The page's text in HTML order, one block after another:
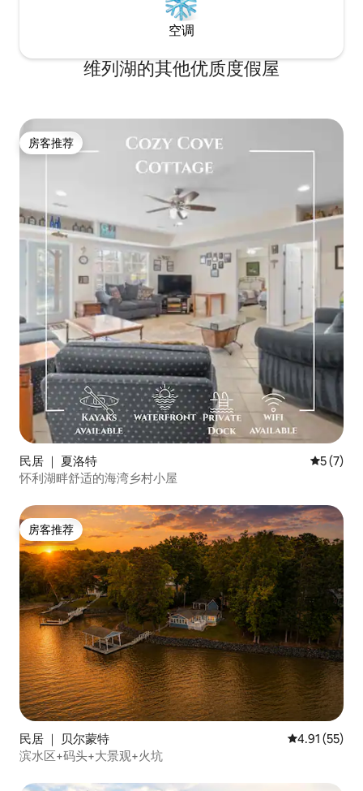
空调
维列湖的其他优质度假屋
房客推荐
房客推荐
民居 ｜ 夏洛特 平均评分
5 (7)
怀利湖畔舒适的海湾乡村小屋
房客推荐
房客推荐
民居 ｜ 贝尔蒙特 平均评分
4.91 (55)
滨水区+码头+大景观+火坑